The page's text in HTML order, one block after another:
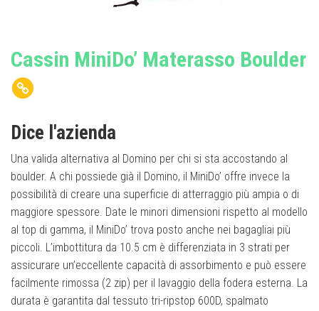
Cassin MiniDo’ Materasso Boulder
Dice l'azienda
Una valida alternativa al Domino per chi si sta accostando al
boulder. A chi possiede già il Domino, il MiniDo’ offre invece la
possibilità di creare una superficie di atterraggio più ampia o di
maggiore spessore. Date le minori dimensioni rispetto al modello
al top di gamma, il MiniDo’ trova posto anche nei bagagliai più
piccoli. L’imbottitura da 10.5 cm è differenziata in 3 strati per
assicurare un’eccellente capacità di assorbimento e può essere
facilmente rimossa (2 zip) per il lavaggio della fodera esterna. La
durata è garantita dal tessuto tri-ripstop 600D, spalmato